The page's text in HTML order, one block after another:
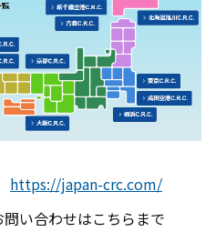
https://japan-crc.com/
い合わせはこちらまで